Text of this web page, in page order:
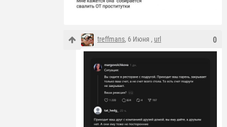
0
treffmans, 6 Июня , url